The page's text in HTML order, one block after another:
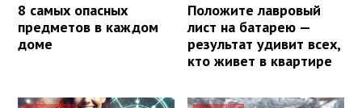
8 самых опасных
предметов в каждом
доме
Положите лавровый
лист на батарею —
результат удивит всех,
кто живет в квартире